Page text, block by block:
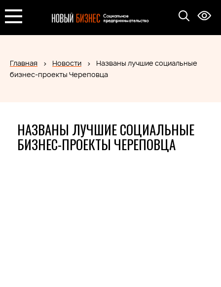
Главная Новости
Названы лучшие социальные
бизнес-проекты Череповца
НАЗВАНЫ ЛУЧШИЕ СОЦИАЛЬНЫЕ
БИЗНЕС-ПРОЕКТЫ ЧЕРЕПОВЦА